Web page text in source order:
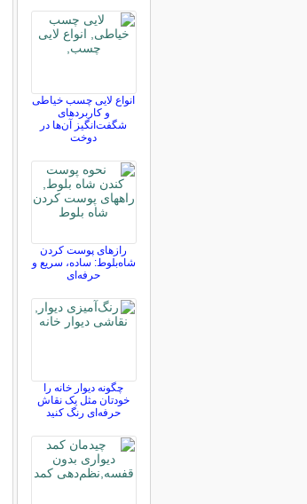
انواع لایی چسب خیاطی
و کاربردهای
شگفت‌انگیز آن‌ها در
دوخت
رازهای پوست کردن
شاه‌بلوط: ساده، سریع و
حرفه‌ای
چگونه دیوار خانه را
خودتان مثل یک نقاش
حرفه‌ای رنگ کنید